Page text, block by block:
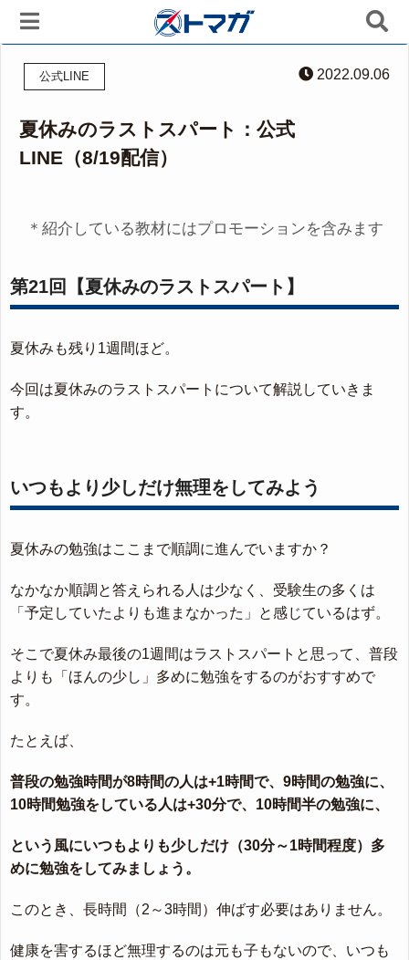
公式LINE 2022.09.06
夏休みのラストスパート：公式
LINE（8/19配信）
＊紹介している教材にはプロモーションを含みます
第21回【夏休みのラストスパート】
夏休みも残り1週間ほど。
今回は夏休みのラストスパートについて解説していきま
す。
いつもより少しだけ無理をしてみよう
夏休みの勉強はここまで順調に進んでいますか？
なかなか順調と答えられる人は少なく、受験生の多くは
「予定していたよりも進まなかった」と感じているはず。
そこで夏休み最後の1週間はラストスパートと思って、普段
よりも「ほんの少し」多めに勉強をするのがおすすめで
す。
たとえば、
普段の勉強時間が8時間の人は+1時間で、9時間の勉強に、
10時間勉強をしている人は+30分で、10時間半の勉強に、
という風にいつもよりも少しだけ（30分～1時間程度）多
めに勉強をしてみましょう。
このとき、長時間（2～3時間）伸ばす必要はありません。
健康を害するほど無理するのは元も子もないので、いつも